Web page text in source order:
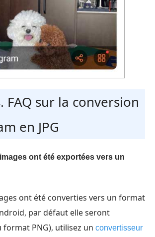
FAQ sur la conversion
en JPG
ont été exportées vers un
ont été converties vers un format
par défaut elle seront
format PNG), utilisez un convertisseur